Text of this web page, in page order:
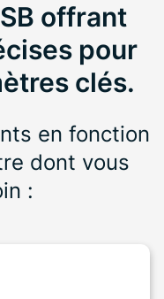
offrant
pour
clés.
en fonction
dont vous
: